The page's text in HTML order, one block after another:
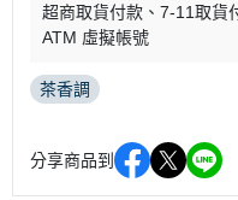
超商取貨付款
7-11取貨
ATM 虛擬帳號
茶香調
分享商品到